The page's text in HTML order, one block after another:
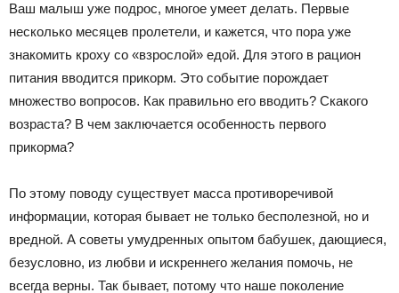
Ваш малыш уже подрос, многое умеет делать. Первые
несколько месяцев пролетели, и кажется, что пора уже
знакомить кроху со «взрослой» едой. Для этого в рацион
питания вводится прикорм. Это событие порождает
множество вопросов. Как правильно его вводить? Скакого
возраста? В чем заключается особенность первого
прикорма?
По этому поводу существует масса противоречивой
информации, которая бывает не только бесполезной, но и
вредной. А советы умудренных опытом бабушек, дающиеся,
безусловно, из любви и искреннего желания помочь, не
всегда верны. Так бывает, потому что наше поколение